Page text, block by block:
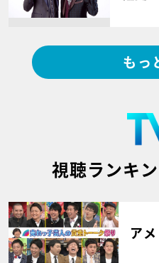
もっ
視聴ランキ
ア